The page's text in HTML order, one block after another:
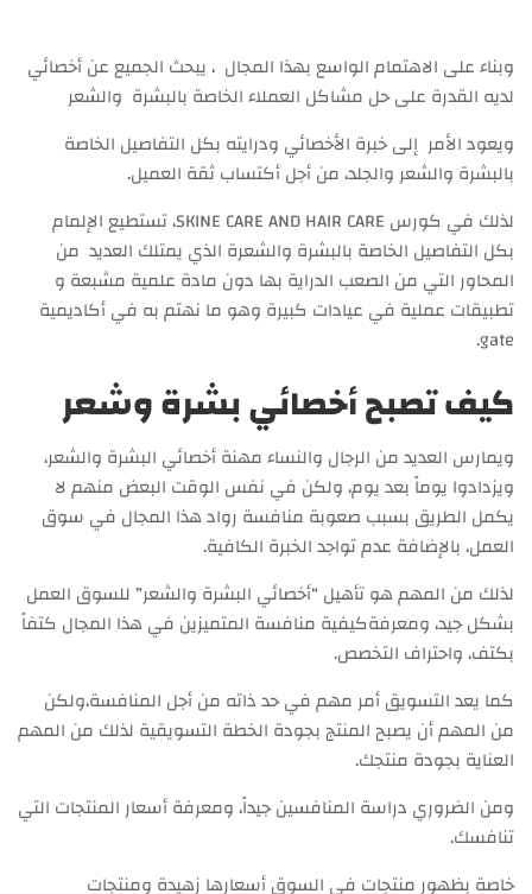
وبناء على الاهتمام الواسع بهذا المجال ، يبحث الجميع عن أخصائي
لديه القدرة على حل مشاكل العملاء الخاصة بالبشرة والشعر
ويعود الأمر إلى خبرة الأخصائي ودرايته بكل التفاصيل الخاصة
بالبشرة والشعر والجلد، من أجل أكتساب ثقة العميل.
لذلك في كورس SKINE CARE AND HAIR CARE، تستطيع الإلمام
بكل التفاصيل الخاصة بالبشرة والشعرة الذي يمتلك العديد من
المحاور التي من الصعب الدراية بها دون مادة علمية مشبعة و
تطبيقات عملية في عيادات كبيرة وهو ما نهتم به في أكاديمية
gate.
كيف تصبح أخصائي بشرة وشعر
ويمارس العديد من الرجال والنساء مهنة أخصائي البشرة والشعر،
ويزدادوا يوماً بعد يوم، ولكن في نفس الوقت البعض منهم لا
يكمل الطريق بسبب صعوبة منافسة رواد هذا المجال في سوق
العمل، بالإضافة عدم تواجد الخبرة الكافية.
لذلك من المهم هو تأهيل “أخصائي البشرة والشعر” للسوق العمل
بشكل جيد، ومعرفةكيفية منافسة المتميزين في هذا المجال كتفاً
بكتف، واحتراف التخصص.
كما يعد التسويق أمر مهم في حد ذاته من أجل المنافسة،ولكن
من المهم أن يصبح المنتج بجودة الخطة التسويقية لذلك من المهم
العناية بجودة منتجك.
ومن الضروري دراسة المنافسين جيداً، ومعرفة أسعار المنتجات التي
تنافسك.
خاصة بظهور منتجات في السوق أسعارها زهيدة ومنتجات